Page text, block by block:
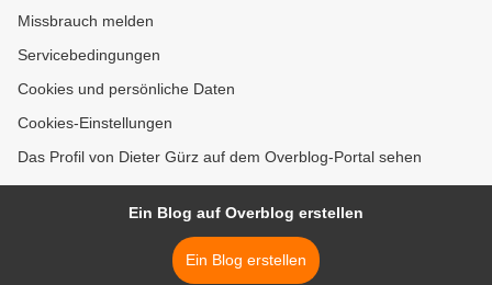
Missbrauch melden
Servicebedingungen
Cookies und persönliche Daten
Cookies-Einstellungen
Das Profil von Dieter Gürz auf dem Overblog-Portal sehen
Ein Blog auf Overblog erstellen
Ein Blog erstellen